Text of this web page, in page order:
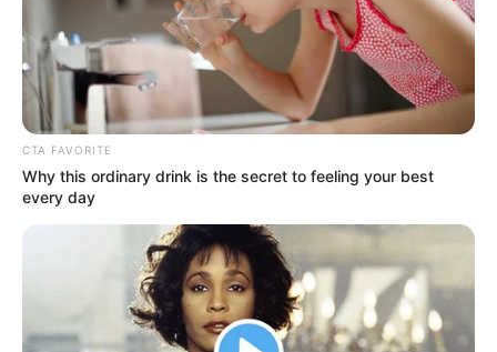
CTA FAVORITE
Why this ordinary drink is the secret to feeling your best
every day